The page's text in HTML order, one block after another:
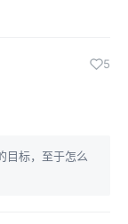
5
目标，至于怎么